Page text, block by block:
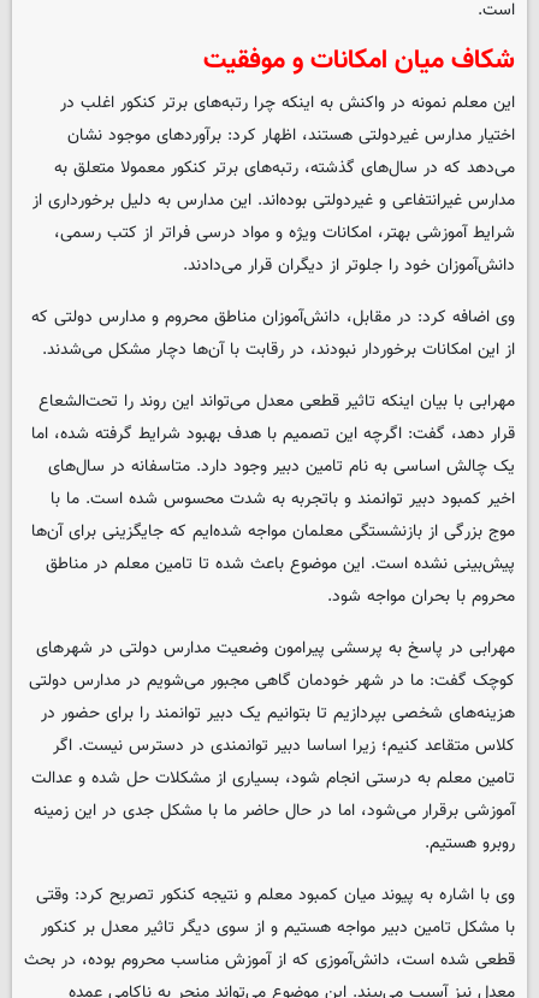
است.
شکاف میان امکانات و موفقیت
این معلم نمونه در واکنش به اینکه چرا رتبه‌های برتر کنکور اغلب در
اختیار مدارس غیردولتی هستند، اظهار کرد: برآوردهای موجود نشان
می‌دهد که در سال‌های گذشته، رتبه‌های برتر کنکور معمولا متعلق به
مدارس غیرانتفاعی و غیردولتی بوده‌اند. این مدارس به دلیل برخورداری از
شرایط آموزشی بهتر، امکانات ویژه و مواد درسی فراتر از کتب رسمی،
دانش‌آموزان خود را جلوتر از دیگران قرار می‌دادند.
وی اضافه کرد: در مقابل، دانش‌آموزان مناطق محروم و مدارس دولتی که
از این امکانات برخوردار نبودند، در رقابت با آن‌ها دچار مشکل می‌شدند.
مهرابی با بیان اینکه تاثیر قطعی معدل می‌تواند این روند را تحت‌الشعاع
قرار دهد، گفت: اگرچه این تصمیم با هدف بهبود شرایط گرفته شده، اما
یک چالش اساسی به نام تامین دبیر وجود دارد. متاسفانه در سال‌های
اخیر کمبود دبیر توانمند و باتجربه به شدت محسوس شده است. ما با
موج بزرگی از بازنشستگی معلمان مواجه شده‌ایم که جایگزینی برای آن‌ها
پیش‌بینی نشده است. این موضوع باعث شده تا تامین معلم در مناطق
محروم با بحران مواجه شود.
مهرابی در پاسخ به پرسشی پیرامون وضعیت مدارس دولتی در شهرهای
کوچک گفت: ما در شهر خودمان گاهی مجبور می‌شویم در مدارس دولتی
هزینه‌های شخصی بپردازیم تا بتوانیم یک دبیر توانمند را برای حضور در
کلاس متقاعد کنیم؛ زیرا اساسا دبیر توانمندی در دسترس نیست. اگر
تامین معلم به درستی انجام شود، بسیاری از مشکلات حل شده و عدالت
آموزشی برقرار می‌شود، اما در حال حاضر ما با مشکل جدی در این زمینه
روبرو هستیم.
وی با اشاره به پیوند میان کمبود معلم و نتیجه کنکور تصریح کرد: وقتی
با مشکل تامین دبیر مواجه هستیم و از سوی دیگر تاثیر معدل بر کنکور
قطعی شده است، دانش‌آموزی که از آموزش مناسب محروم بوده، در بحث